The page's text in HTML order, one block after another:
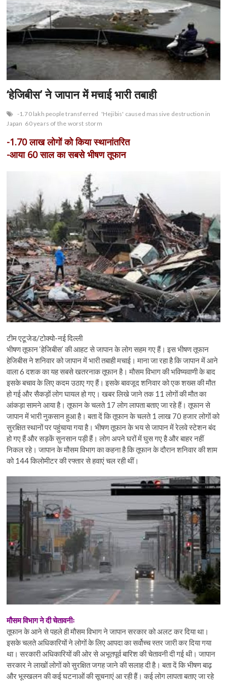
‘हेजिबीस’ ने जापान में मचाई भारी तबाही
-1.70 lakh people transferred 'Hejibis' caused massive destruction in
Japan 60 years of the worst storm
-1.70 लाख लोगों को किया स्थानांतरित
-आया 60 साल का सबसे भीषण तूफान
टीम एटूजेड/टोक्यो-नई दिल्ली
भीषण तूफान ‘हेजिबीस’ की आहट से जापान के लोग सहम गए हैं। इस भीषण तूफान
हेजिबीस ने शनिवार को जापान में भारी तबाही मचाई। माना जा रहा है कि जापान में आने
वाला 6 दशक का यह सबसे खतरनाक तूफान है। मौसम विभाग की भविष्यवाणी के बाद
इसके बचाव के लिए कदम उठाए गए हैं। इसके बावजूद शनिवार को एक शख्स की मौत
हो गई और सैकड़ों लोग घायल हो गए। खबर लिखे जाने तक 11 लोगों की मौत का
आंकड़ा सामने आया है। तूफान के चलते 17 लोग लापता बताए जा रहे हैं। तूफान से
जापान में भारी नुकसान हुआ है। बता दें कि तूफान के चलते 1 लाख 70 हजार लोगों को
सुरक्षित स्थानों पर पहुंचाया गया है। भीषण तूफान के भय से जापान में रेलवे स्टेशन बंद
हो गए हैं और सड़कें सुनसान पड़ी हैं। लोग अपने घरों में घुस गए है और बाहर नहीं
निकल रहे। जापान के मौसम विभाग का कहना है कि तूफान के दौरान शनिवार की शाम
को 144 किलोमीटर की रफ्तार से हवाएं चल रही थीं।
मौसम विभाग ने दी चेतावनीः
तूफान के आने से पहले ही मौसम विभाग ने जापान सरकार को अलट कर दिया था।
इसके चलते अधिकारियों ने लोगों के लिए आपदा का सर्वोच्च स्तर जारी कर दिया गया
था। सरकारी अधिकारियों की ओर से अभूतपूर्व बारिश की चेतावनी दी गई थी। जापान
सरकार ने लाखों लोगों को सुरक्षित जगह जाने की सलाह दी है। बता दें कि भीषण बाढ़
और भूस्खलन की कई घटनाओं की सूचनाएं आ रही हैं। कई लोग लापता बताए जा रहे